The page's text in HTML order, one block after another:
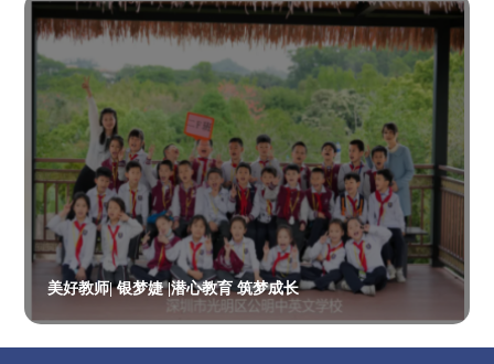
美好教师| 银梦婕 |潜心教育 筑梦成长